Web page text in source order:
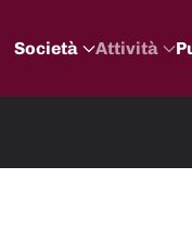
Società Attività